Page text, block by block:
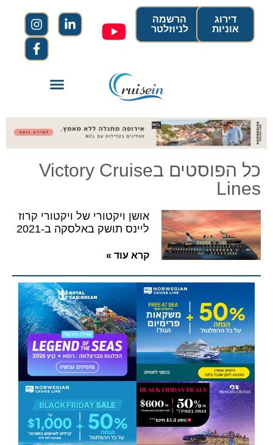
הרשמה
לניוזלטר
דירוג
אוניות
כל הפוסטים בVictory Cruise
Lines
אושן ויקטורי של ויקטורי קרוז
ליינס תושק באלסקה ב-2021
קרא עוד »